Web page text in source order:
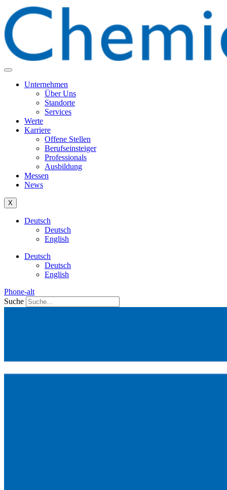
Unternehmen
Über Uns
Standorte
Services
Werte
Karriere
Offene Stellen
Berufseinsteiger
Professionals
Ausbildung
Messen
News
X
Deutsch
Deutsch
English
Deutsch
Deutsch
English
Phone-alt
Suche